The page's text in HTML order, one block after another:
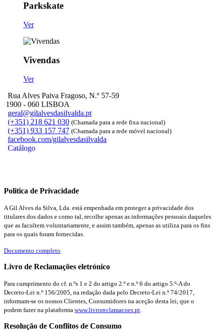
Parkskate
Ver
Vivendas
Ver
Rua Alves Paiva Fragoso, N.º 57-59
1900 - 060 LISBOA
geral@gilalvesdasilvalda.pt
(+351) 218 621 030 (Chamada para a rede fixa nacional)
(+351) 933 157 747 (Chamada para a rede móvel nacional)
facebook.com/gilalvesdasilvalda
Catálogo
Politica de Privacidade
A Gil Alves da Silva, Lda. está empenhada em proteger a privacidade dos
titulares dos dados e como tal, recolhe apenas as informações pessoais daqueles
que as facultem voluntariamente, e assim também, apenas as utiliza para os fins
para os quais foram fornecidas.
Documento completo
Livro de Reclamações eletrónico
Para cumprimento do cf. n.ºs 1 e 2 do artigo 2.º e n.º 6 do artigo 5.º-A do
Decreto-Lei n.º 156/2005, na redação dada pelo Decreto-Lei n.º 74/2017,
informam-se os nossos Clientes, Consumidores na aceção desta lei, que o
podem fazer na plataforma www.livroreclamacoes.pt
Resolução de Conflitos de Consumo